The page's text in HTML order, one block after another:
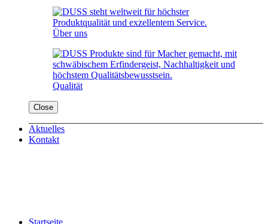
Über uns
Qualität
Close
Aktuelles
Kontakt
Startseite